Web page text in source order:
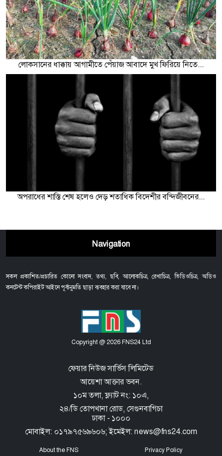
লোকসানের ধাক্কায় আগামীতে পেঁয়াজ আবাদে মুখ ফিরিয়ে নিতে...
অপরাধের শাস্তি শেষ হলেও দেড় শতাধিক বিদেশীর বন্দিজীবনের...
Navigation
সকল প্রকাশিত/প্রচারিত কোনো সংবাদ, তথ্য, ছবি, আলোকচিত্র, রেখাচিত্র, ভিডিওচিত্র, অডিও
কনটেন্ট কপিরাইট আইনে পূর্বানুমতি ছাড়া ব্যবহার করা যাবে না।
Copyright @ 2026 FNS24 Ltd
ফেয়ার নিউজ সার্ভিস লিমিটেড
আয়েশা আক্তার ভবন.
১০ম তলা, ফ্ল্যাট নং: ১০এ,
২৪/ডি তোপখানা রোড, সেগুনবাগিচা
ঢাকা - ১০০০
মোবাইল: ০১৭৯৭৫৬৯৬০৬; ইমেইল: news@fns24.com
About the FNS Privacy Policy